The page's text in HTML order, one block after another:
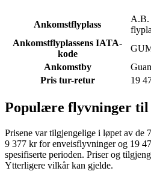
Ankomstflyplass
A.B.
Ankomstflyplassens IATA-
kode
Ankomstby
Pris tur-retur
19
Populære flyvninger til
Prisene var tilgjengelige i løpet av de
9 377 kr for enveisflyvninger og 19
spesifiserte perioden. Priser og
Ytterligere vilkår kan gjelde.